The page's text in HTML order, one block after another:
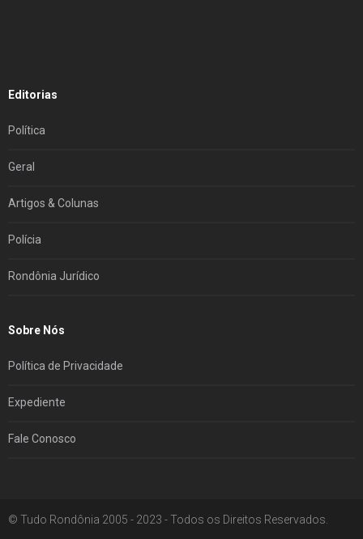
Editorias
Política
Geral
Artigos & Colunas
Polícia
Rondônia Jurídico
Sobre Nós
Política de Privacidade
Expediente
Fale Conosco
© Tudo Rondônia 2005 - 2023 - Todos os Direitos Reservados.